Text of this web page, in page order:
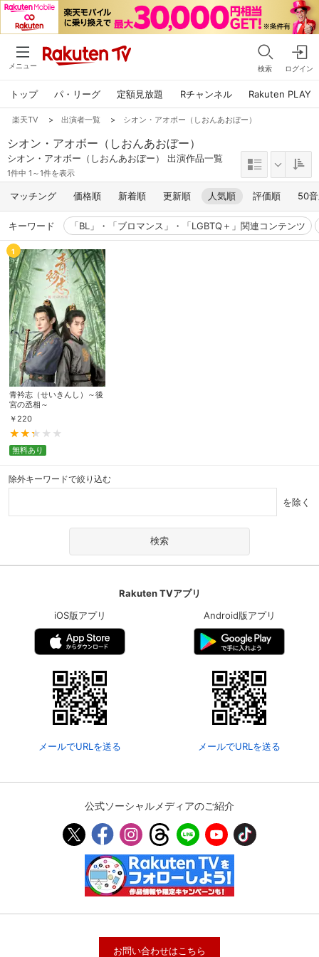
メニュー 検索 ログイン
トップ パ・リーグ 定額見放題 Rチャンネル Rakuten PLAY
楽天TV > 出演者一覧 > シオン・アオボー（しおんあおぼー）
シオン・アオボー（しおんあおぼー）
シオン・アオボー（しおんあおぼー） 出演作品一覧
1件中 1～1件を表示
マッチング 価格順 新着順 更新順 人気順 評価順 50
キーワード 「BL」・「ブロマンス」・「LGBTQ＋」関連コンテンツ
1
青衿志（せいきんし）～後
宮の丞相～
￥ 220
無料あり
除外キーワードで絞り込む
を除く
Rakuten TVアプリ
iOS版アプリ
メールでURLを送る
Android版アプリ
メールでURLを送る
公式ソーシャルメディアのご紹介
お問い合わせはこちら